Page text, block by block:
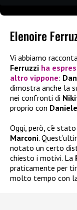
Elenoire
Vi abbiamo
Ferruzzi ha
altro vippone:
dimostra anche la
nei confronti di
proprio con Daniele
Oggi, però, c’è
Marconi.
notato un certo
chiesto i motivi. La
praticamente per
molto tempo con